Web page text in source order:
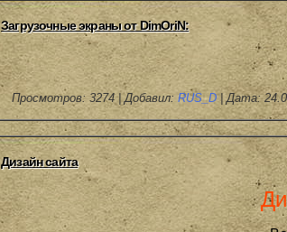
Загрузочные экраны от DimOriN:
Просмотров: 3274 | Добавил: RUS_D| Дата:
Дизайн сайта